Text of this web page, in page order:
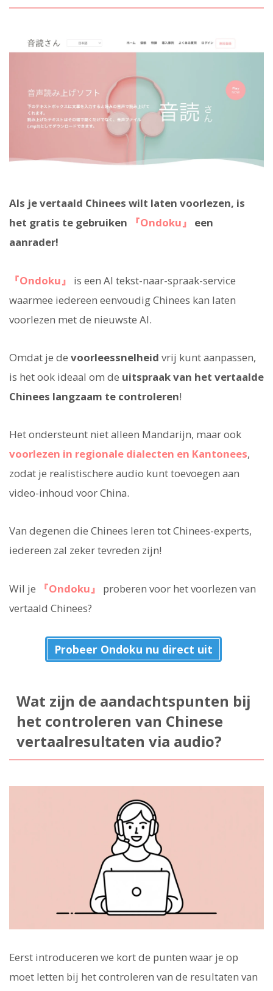
Als je vertaald Chinees wilt laten voorlezen, is
het gratis te gebruiken
『Ondoku』
een
aanrader!
『Ondoku』
is een AI tekst-naar-spraak-service
waarmee iedereen eenvoudig Chinees kan laten
voorlezen met de nieuwste AI.
Omdat je de voorleessnelheid vrij kunt aanpassen,
is het ook ideaal om de uitspraak van het vertaalde
Chinees langzaam te controleren!
Het ondersteunt niet alleen Mandarijn, maar ook
voorlezen in regionale dialecten en Kantonees,
zodat je realistischere audio kunt toevoegen aan
video-inhoud voor China.
Van degenen die Chinees leren tot Chinees-experts,
iedereen zal zeker tevreden zijn!
Wil je 『Ondoku』
proberen voor het voorlezen van
vertaald Chinees?
Probeer Ondoku nu direct uit
Wat zijn de aandachtspunten bij
het controleren van Chinese
vertaalresultaten via audio?
Eerst introduceren we kort de punten waar je op
moet letten bij het controleren van de resultaten van